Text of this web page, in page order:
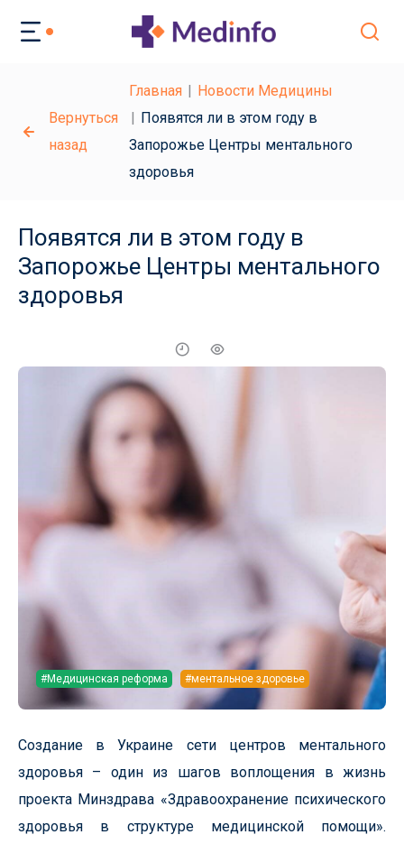
Вернуться
назад
Главная
Новости Медицины
Появятся ли в этом году в
Запорожье Центры ментального
здоровья
Появятся ли в этом году в
Запорожье Центры ментального
здоровья
#Медицинская реформа #ментальное здоровье
Создание в Украине сети центров ментального
здоровья – один из шагов воплощения в жизнь
проекта Минздрава «Здравоохранение психического
здоровья в структуре медицинской помощи».